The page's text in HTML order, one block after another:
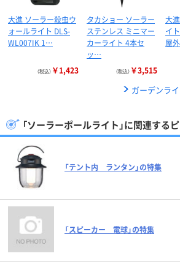
大進 ソーラー殺虫ウ
ォールライト DLS-
WL007IK 1…
（税込） ￥1,423
タカショー ソーラー
ステンレス ミニマー
カーライト 4本セ
ッ…
（税込） ￥3,515
大
イ
屋
ガーデンラ
「ソーラーポールライト」に関連する
「テント内 ランタン」の特集
「スピーカー 電球」の特集